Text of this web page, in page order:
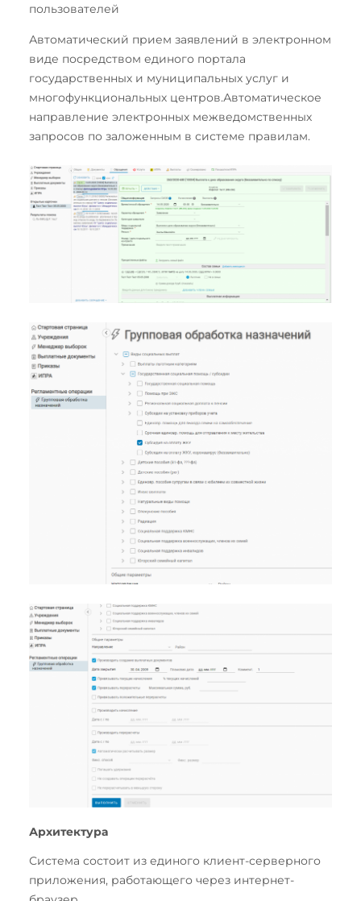
пользователей
Автоматический прием заявлений в электронном
виде посредством единого портала
государственных и муниципальных услуг и
многофункциональных центров.Автоматическое
направление электронных межведомственных
запросов по заложенным в системе правилам.
Архитектура
Система состоит из единого клиент-серверного
приложения, работающего через интернет-